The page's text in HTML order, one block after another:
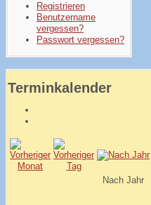
Registrieren
Benutzername
vergessen?
Passwort vergessen?
Terminkalender
Nach Jahr